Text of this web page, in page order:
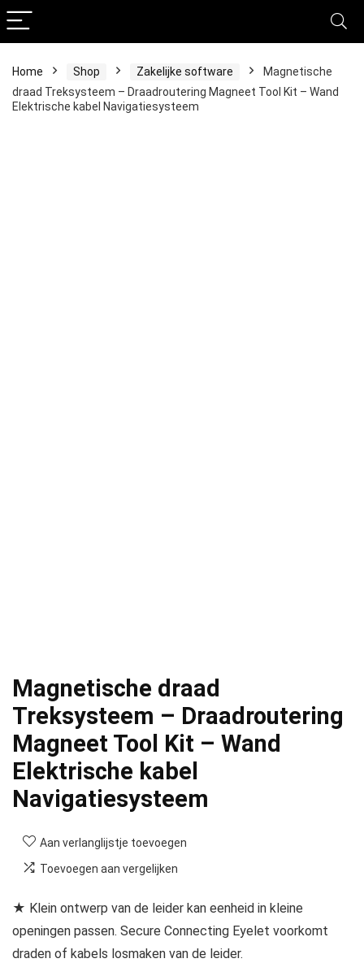
Home Shop Zakelijke software
Magnetische
draad Treksysteem – Draadroutering Magneet Tool Kit – Wand
Elektrische kabel Navigatiesysteem
Magnetische draad
Treksysteem – Draadroutering
Magneet Tool Kit – Wand
Elektrische kabel
Navigatiesysteem
Aan verlanglijstje toevoegen
Toevoegen aan vergelijken
★ Klein ontwerp van de leider kan eenheid in kleine
openingen passen. Secure Connecting Eyelet voorkomt
draden of kabels losmaken van de leider.​